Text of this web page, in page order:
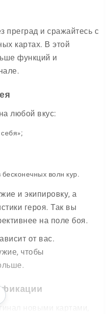
преград и сражайтесь с
картах. В этой
функций и
любой вкус:
волн кур.
и экипировку, а
героя. Так вы
на поле боя.
от вас.
чтобы
новыми картами,